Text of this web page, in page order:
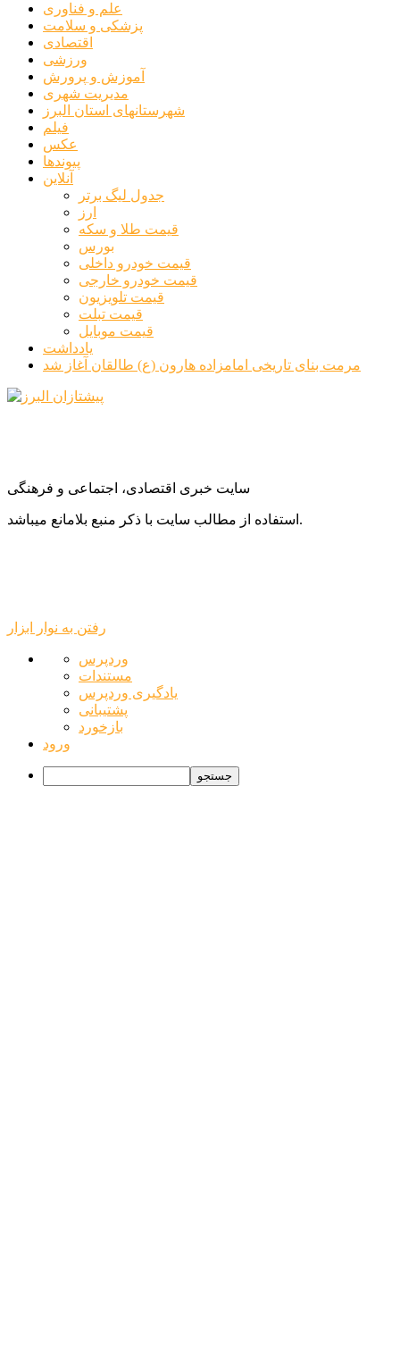
علم و فناوری
پزشکی و سلامت
اقتصادی
ورزشی
آموزش و پرورش
مدیریت شهری
شهرستانهای استان البرز
فیلم
عکس
پیوندها
آنلاین
جدول لیگ برتر
ارز
قیمت طلا و سکه
بورس
قیمت خودرو داخلی
قیمت خودرو خارجی
قیمت تلویزیون
قیمت تبلت
قیمت موبایل
یادداشت
مرمت بنای تاریخی امامزاده هارون (ع) طالقان آغاز شد
سایت خبری اقتصادی، اجتماعی و فرهنگی
استفاده از مطالب سایت با ذکر منبع بلامانع میباشد.
رفتن به نوار ابزار
درباره
وردپرس
وردپرس
مستندات
یادگیری وردپرس
پشتیبانی
بازخورد
ورود
جستجو